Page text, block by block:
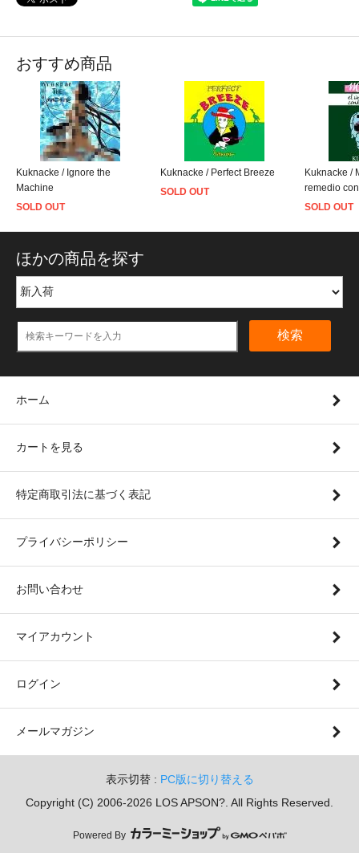
おすすめ商品
Kuknacke / Ignore the
Machine
SOLD OUT
Kuknacke / Perfect Breeze
SOLD OUT
Kuknacke /
remedio
SOLD OUT
ほかの商品を探す
検索
ホーム
カートを見る
特定商取引法に基づく表記
プライバシーポリシー
お問い合わせ
マイアカウント
ログイン
メールマガジン
表示切替 : PC版に切り替える
Copyright (C) 2006-2026 LOS APSON?. All Rights Reserved.
Powered By